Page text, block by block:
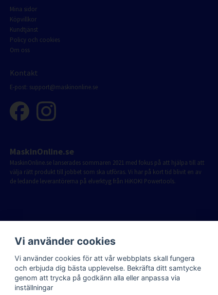
Mina sidor
Köpvillkor
Kundtjänst
Policy och cookies
Om oss
Kontakt
E-post: support@maskinonline.se
MaskinOnline.se
MaskinOnline.se lanserades sommaren 2021 med fokus på att hjälpa till att
välja rätt produkt till jobbet som ska utföras. Vi har på kort tid blivit en av
de ledande leverantörerna på elverktyg från HiKOKI Powertools.
Vi använder cookies
Vi använder cookies för att vår webbplats skall fungera
och erbjuda dig bästa upplevelse. Bekräfta ditt samtycke
genom att trycka på godkänn alla eller anpassa via
inställningar